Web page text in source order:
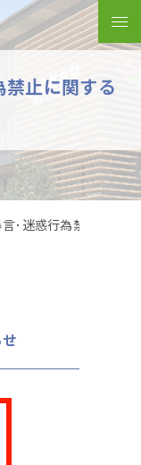
メ
禁止に関する
言･迷惑行為禁止に関す